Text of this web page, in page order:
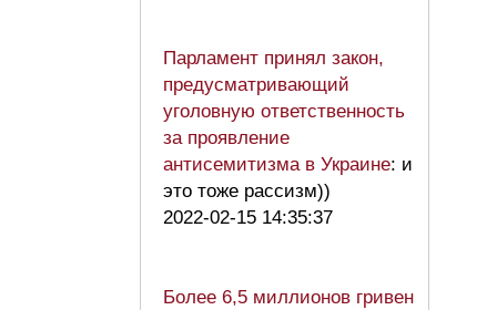
Парламент принял закон,
предусматривающий
уголовную ответственность
за проявление
антисемитизма в Украине: и
это тоже рассизм))
2022-02-15 14:35:37
Более 6,5 миллионов гривен